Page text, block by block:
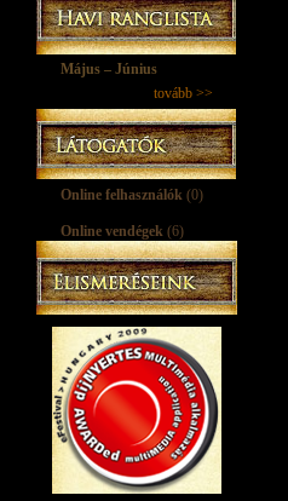
Május – Június
tovább >>
Online felhasználók (0)
Online vendégek (6)